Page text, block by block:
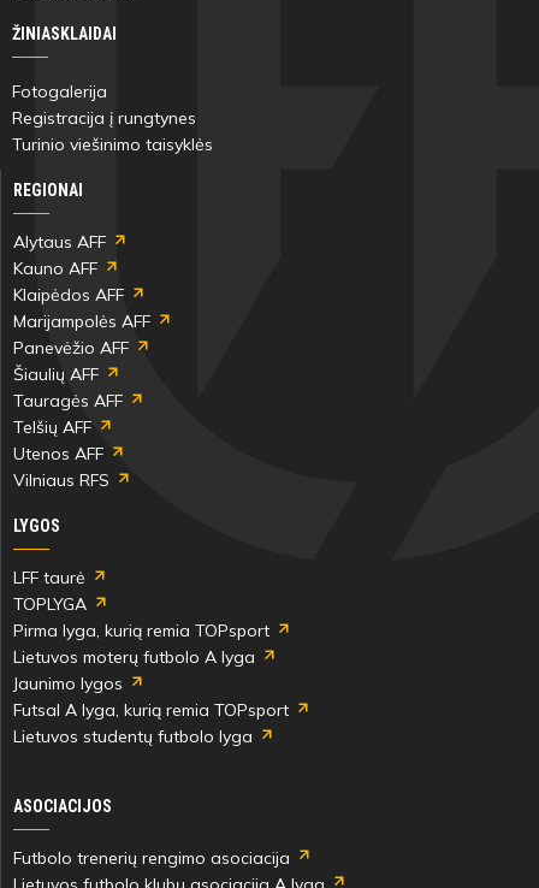
ŽINIASKLAIDAI
Fotogalerija
Registracija į rungtynes
Turinio viešinimo taisyklės
REGIONAI
Alytaus AFF
Kauno AFF
Klaipėdos AFF
Marijampolės AFF
Panevėžio AFF
Šiaulių AFF
Tauragės AFF
Telšių AFF
Utenos AFF
Vilniaus RFS
LYGOS
LFF taurė
TOPLYGA
Pirma lyga, kurią remia TOPsport
Lietuvos moterų futbolo A lyga
Jaunimo lygos
Futsal A lyga, kurią remia TOPsport
Lietuvos studentų futbolo lyga
ASOCIACIJOS
Futbolo trenerių rengimo asociacija